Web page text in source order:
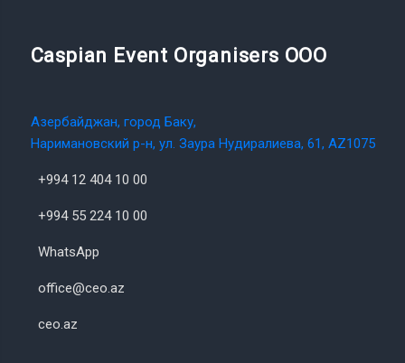
Caspian Event Organisers OOO
Азербайджан, город Баку,
Наримановский р-н, ул. Заура Нудиралиева, 61, AZ1075
+994 12 404 10 00
+994 55 224 10 00
WhatsApp
office@ceo.az
ceo.az